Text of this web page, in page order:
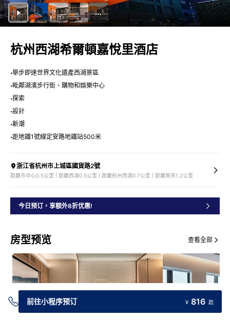
杭州西湖希爾頓嘉悅里酒店
舉步即達世界文化遺產西湖景區
毗鄰湖濱步行街、購物和娛樂中心
探索
設計
新潮
距地鐵1號線定安路地鐵站500米
浙江省杭州市上城區國貨路2號
距離市中心0.5公里 | 距離西湖0.5公里 | 距離杭州西湖0.7公里 | 距離南宋1.2公里
今日预订，享额外8折优惠!
房型预览 查看全部
前往小程序预订 ￥ 816 起